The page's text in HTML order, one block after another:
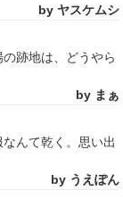
by ヤスケムシ
跡地は、どうやら
by まぁ
んて乾く。思い出
by うえぽん